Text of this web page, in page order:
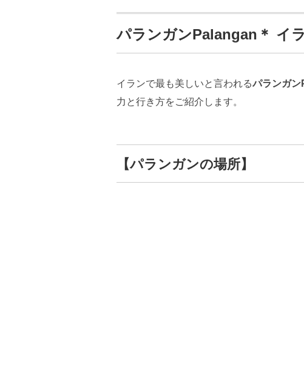
パランガンPalangan＊ イ
イランで最も美しいと言われるパランガ
力と行き方をご紹介します。
【パランガンの場所】